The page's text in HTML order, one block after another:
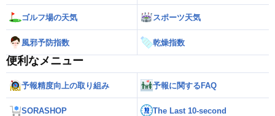
ゴルフ場の天気 スポーツ天気
風邪予防指数 乾燥指数
便利なメニュー
予報精度向上の取り組み 予報に関するFAQ
SORASHOP The Last 10-second